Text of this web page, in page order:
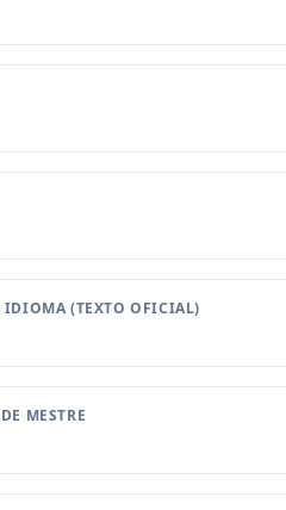
IDIOMA (TEXTO OFICIAL)
MESTRE